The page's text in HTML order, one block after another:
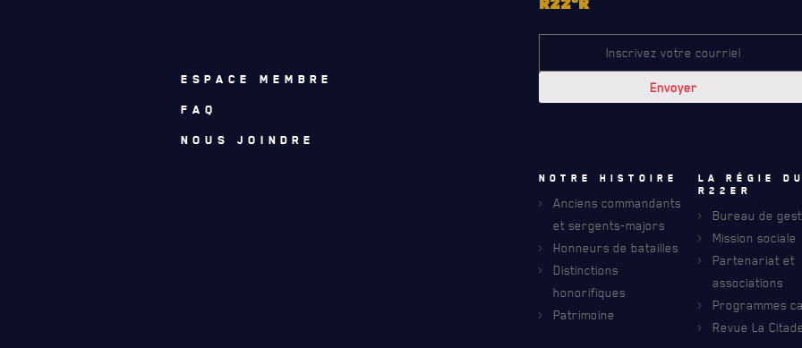
ESPACE MEMBRE
FAQ
NOUS JOINDRE
R22 R
Notre histoire
Anciens commandants
et sergents-majors
Honneurs de batailles
Distinctions
honorifiques
Patrimoine
La régie
R22eR
Bureau de
Mission sociale
Partenariat et
associations
Programmes
Revue La